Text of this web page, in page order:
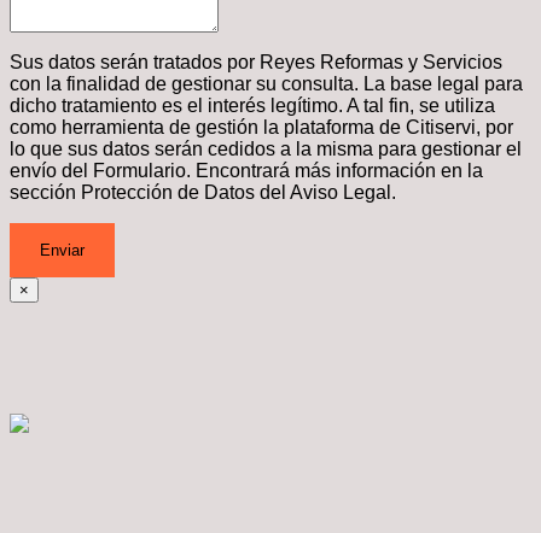
Sus datos serán tratados por Reyes Reformas y Servicios
con la finalidad de gestionar su consulta. La base legal para
dicho tratamiento es el interés legítimo. A tal fin, se utiliza
como herramienta de gestión la plataforma de Citiservi, por
lo que sus datos serán cedidos a la misma para gestionar el
envío del Formulario. Encontrará más información en la
sección Protección de Datos del Aviso Legal.
×